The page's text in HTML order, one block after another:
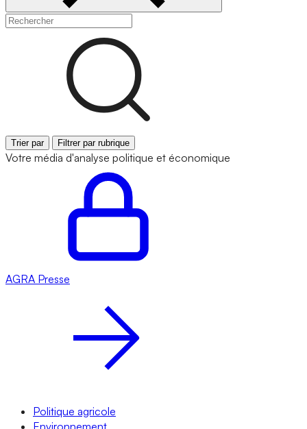
Trier par Filtrer par rubrique
Votre média d'analyse politique et économique
AGRA Presse
Politique agricole
Environnement